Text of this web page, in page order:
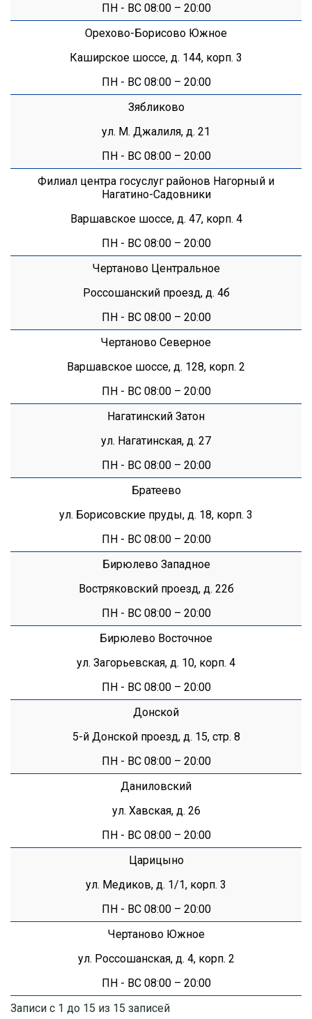
ПН - ВС 08:00 – 20:00
Орехово-Борисово Южное
Каширское шоссе, д. 144, корп. 3
ПН - ВС 08:00 – 20:00
Зябликово
ул. М. Джалиля, д. 21
ПН - ВС 08:00 – 20:00
Филиал центра госуслуг районов Нагорный и
Нагатино-Садовники
Варшавское шоссе, д. 47, корп. 4
ПН - ВС 08:00 – 20:00
Чертаново Центральное
Россошанский проезд, д. 4б
ПН - ВС 08:00 – 20:00
Чертаново Северное
Варшавское шоссе, д. 128, корп. 2
ПН - ВС 08:00 – 20:00
Нагатинский Затон
ул. Нагатинская, д. 27
ПН - ВС 08:00 – 20:00
Братеево
ул. Борисовские пруды, д. 18, корп. 3
ПН - ВС 08:00 – 20:00
Бирюлево Западное
Востряковский проезд, д. 22б
ПН - ВС 08:00 – 20:00
Бирюлево Восточное
ул. Загорьевская, д. 10, корп. 4
ПН - ВС 08:00 – 20:00
Донской
5-й Донской проезд, д. 15, стр. 8
ПН - ВС 08:00 – 20:00
Даниловский
ул. Хавская, д. 26
ПН - ВС 08:00 – 20:00
Царицыно
ул. Медиков, д. 1/1, корп. 3
ПН - ВС 08:00 – 20:00
Чертаново Южное
ул. Россошанская, д. 4, корп. 2
ПН - ВС 08:00 – 20:00
Записи с 1 до 15 из 15 записей